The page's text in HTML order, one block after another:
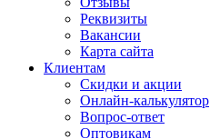
Реквизиты
Вакансии
Карта сайта
Клиентам
Скидки и акции
Онлайн-калькулятор
Вопрос-ответ
Оптовикам